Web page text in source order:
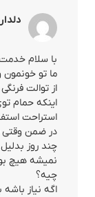
دلدار
با سلام
ما تو خونمون
از توالت
اینکه حمام
استراحت
در ضمن وقتی
چند روز
نمیشه هیچ
چیه؟
اگه نیاز